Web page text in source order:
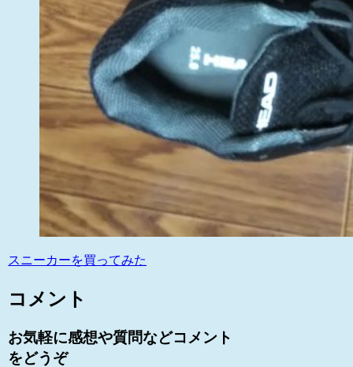
スニーカーを買ってみた
コメント
お気軽に感想や質問などコメント
をどうぞ